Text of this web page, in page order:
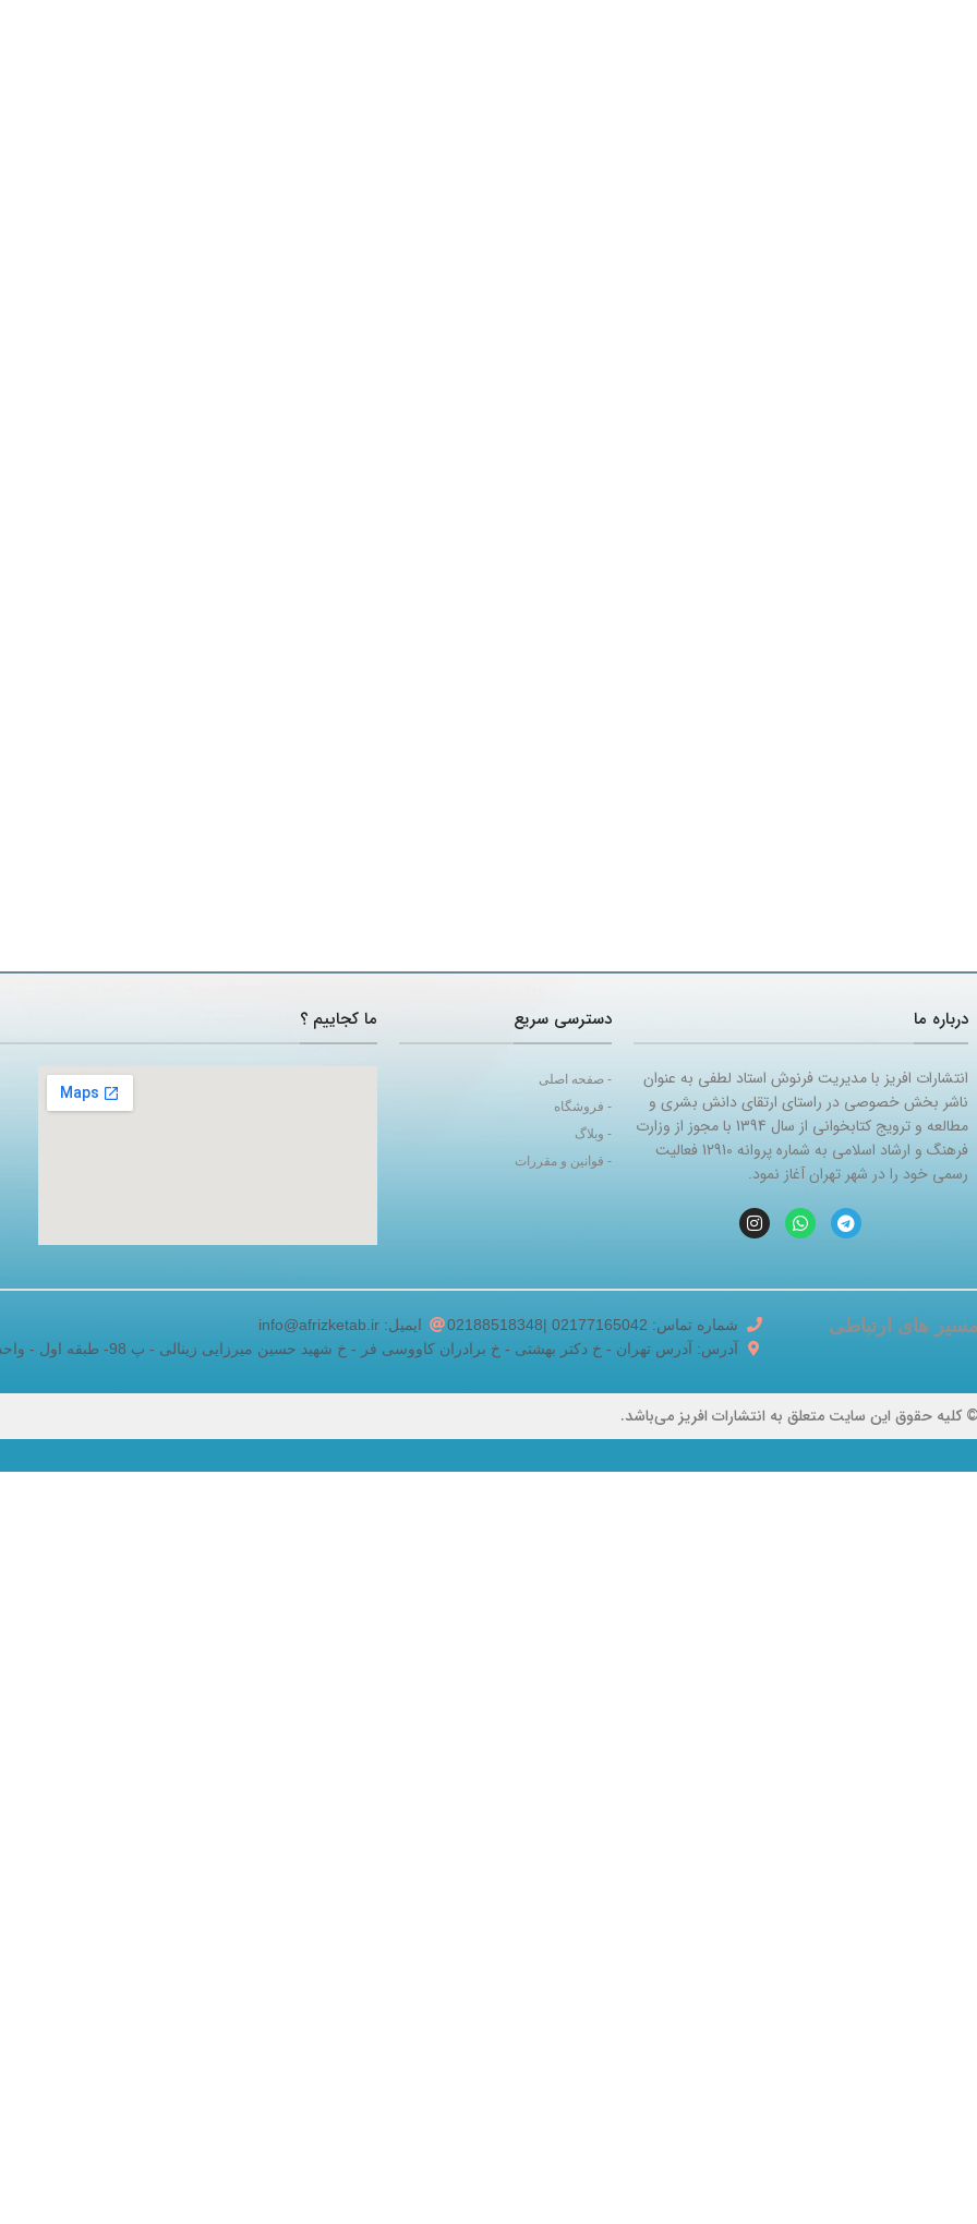
درباره ما
انتشارات افریز با مدیریت فرنوش استاد لطفی به عنوان
ناشر بخش خصوصی در راستای ارتقای دانش بشری و
مطالعه و ترویج کتابخوانی از سال 1394 با مجوز از وزارت
فرهنگ و ارشاد اسلامی به شماره پروانه 12910 فعالیت
رسمی خود را در شهر تهران آغاز نمود.
دسترسی سریع
- صفحه اصلی
- فروشگاه
- وبلاگ
- قوانین و مقررات
ما کجاییم ؟
های ارتباطی شماره تماس: 02177165042 |02188518348
ایمیل: info@afrizketab.ir
آدرس: آدرس تهران - خ دکتر بهشتی - خ برادران کاووسی فر - خ شهید حسین میرزایی زینالی - پ 98- طبقه اول - واحد 5
کلیه حقوق این سایت متعلق به انتشارات افریز می‌باشد.